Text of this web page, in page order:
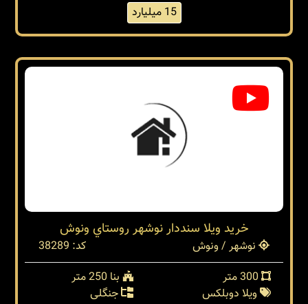
15 میلیارد
خرید ویلا سنددار نوشهر روستاي ونوش
نوشهر / ونوش
کد: 38289
بنا 250 متر
ویلا دوبلکس
جنگلی